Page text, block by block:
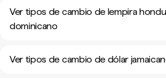
Ver tipos de cambio de lempira
dominicano
Ver tipos de cambio de dólar